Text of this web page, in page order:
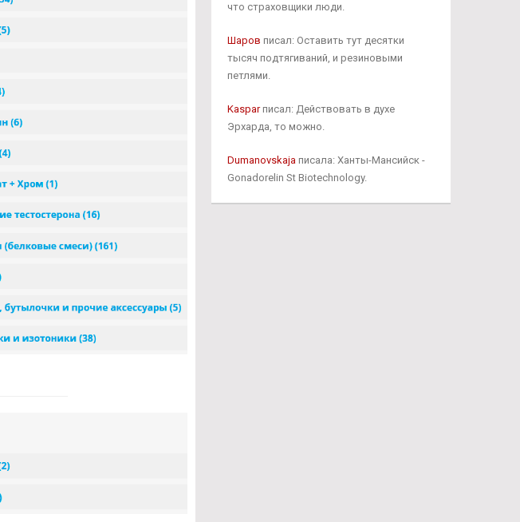
что страховщики люди.
Шаров писал: Оставить тут десятки
тысяч подтягиваний, и резиновыми
петлями.
Kasparписал: Действовать в духе
Эрхарда, то можно.
Dumanovskajaписала: Ханты-Мансийск -
Gonadorelin St Biotechnology.